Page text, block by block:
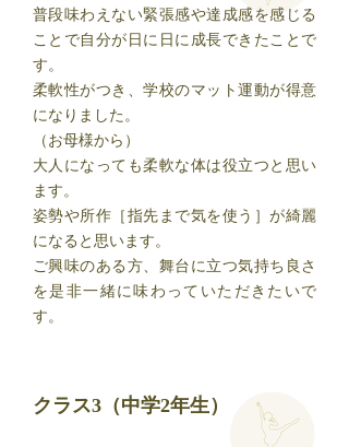
普段味わえない緊張感や達成感を感じる
ことで自分が日に日に成長できたことで
す。
柔軟性がつき、学校のマット運動が得意
になりました。
（お母様から）
大人になっても柔軟な体は役立つと思い
ます。
姿勢や所作［指先まで気を使う］が綺麗
になると思います。
ご興味のある方、舞台に立つ気持ち良さ
を是非一緒に味わっていただきたいで
す。
クラス3（中学2年生）